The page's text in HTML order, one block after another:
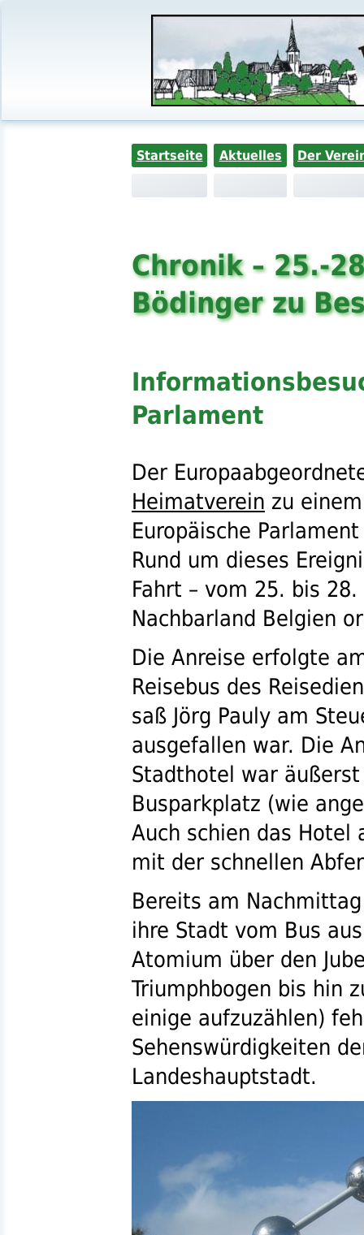
Startseite Aktuelles Der
Chronik – 25.-
Bödinger zu
Parlament
Der
Heimatverein zu
Europäische
Rund um dieses
Fahrt – vom 25. bis
Nachbarland Belgien
Die Anreise erfolgte
Reisebus des
saß Jörg Pauly am
ausgefallen war. Die
Stadthotel war
Busparkplatz (wie
Auch schien das
mit der schnellen
Bereits am
ihre Stadt vom Bus
Atomium über den
Triumphbogen bis hin
einige aufzuzählen)
Sehenswürdigkeiten
Landeshauptstadt.